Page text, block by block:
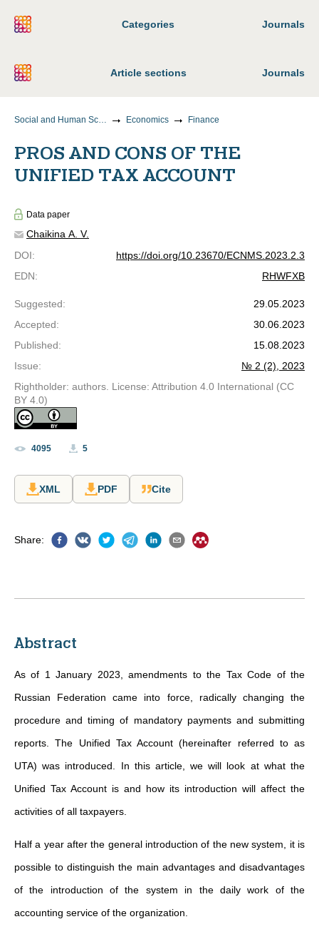
Categories Journals
Article sections Journals
Social and Human Sciences Economics Finance
PROS AND CONS OF THE
UNIFIED TAX ACCOUNT
Data paper
Chaikina A. V.
DOI:
https://doi.org/10.23670/ECNMS.2023.2.3
EDN: RHWFXB
Suggested:
29.05.2023
Accepted:
30.06.2023
Published:
15.08.2023
Issue:
№ 2 (2), 2023
Rightholder: authors. License: Attribution 4.0 International (CC
BY 4.0)
4095 5
XML PDF Cite
Share:
Abstract
As of 1 January 2023, amendments to the Tax Code of the
Russian Federation came into force, radically changing the
procedure and timing of mandatory payments and submitting
reports. The Unified Tax Account (hereinafter referred to as
UTA) was introduced. In this article, we will look at what the
Unified Tax Account is and how its introduction will affect the
activities of all taxpayers.
Half a year after the general introduction of the new system, it is
possible to distinguish the main advantages and disadvantages
of the introduction of the system in the daily work of the
accounting service of the organization.